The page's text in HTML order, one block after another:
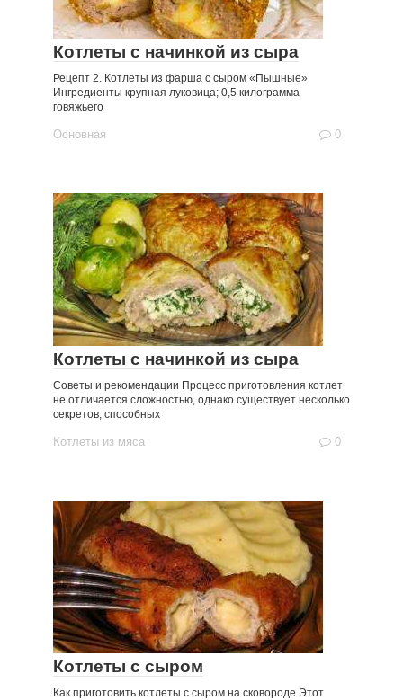
Котлеты с начинкой из сыра
Рецепт 2. Котлеты из фарша с сыром «Пышные»
Ингредиенты крупная луковица; 0,5 килограмма
говяжьего
Основная 0
Котлеты с начинкой из сыра
Советы и рекомендации Процесс приготовления котлет
не отличается сложностью, однако существует несколько
секретов, способных
Котлеты из мяса 0
Котлеты с сыром
Как приготовить котлеты с сыром на сковороде Этот